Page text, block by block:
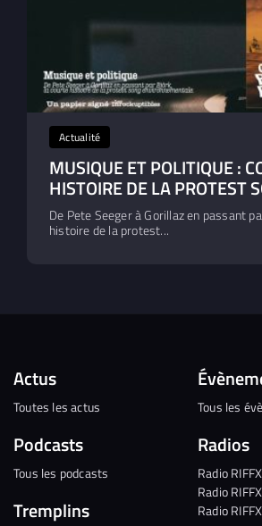
Actualité
MUSIQUE ET POLITIQUE :
HISTOIRE DE LA PROTEST
De Pete Seeger à Gorillaz en passant
histoire de la protest...
Actus
Toutes les actus
Podcasts
Tous les podcasts
Tremplins
Tous les
Radios
Radio
Radio
Radio